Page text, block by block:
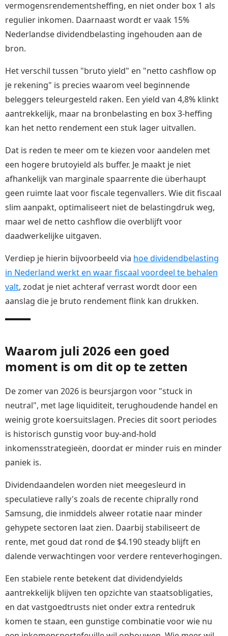
vermogensrendementsheffing, en niet onder box 1 als
regulier inkomen. Daarnaast wordt er vaak 15%
Nederlandse dividendbelasting ingehouden aan de
bron.
Het verschil tussen "bruto yield" en "netto cashflow op
je rekening" is precies waarom veel beginnende
beleggers teleurgesteld raken. Een yield van 4,8% klinkt
aantrekkelijk, maar na bronbelasting en box 3-heffing
kan het netto rendement een stuk lager uitvallen.
Dat is reden te meer om te kiezen voor aandelen met
een hogere brutoyield als buffer. Je maakt je niet
afhankelijk van marginale spaarrente die überhaupt
geen ruimte laat voor fiscale tegenvallers. Wie dit fiscaal
slim aanpakt, optimaliseert niet de belastingdruk weg,
maar wel de netto cashflow die overblijft voor
daadwerkelijke uitgaven.
Verdiep je hierin bijvoorbeeld via hoe dividendbelasting
in Nederland werkt en waar fiscaal voordeel te behalen
valt, zodat je niet achteraf verrast wordt door een
aanslag die je bruto rendement flink kan drukken.
Waarom juli 2026 een goed
moment is om dit op te zetten
De zomer van 2026 is beursjargon voor "stuck in
neutral", met lage liquiditeit, terughoudende handel en
weinig grote koersuitslagen. Precies dit soort periodes
is historisch gunstig voor buy-and-hold
inkomensstrategieën, doordat er minder ruis en minder
paniek is.
Dividendaandelen worden niet meegesleurd in
speculatieve rally's zoals de recente chiprally rond
Samsung, die inmiddels alweer rotatie naar minder
gehypete sectoren laat zien. Daarbij stabiliseert de
rente, met goud dat rond de $4.190 steady blijft en
dalende verwachtingen voor verdere renteverhogingen.
Een stabiele rente betekent dat dividendyields
aantrekkelijk blijven ten opzichte van staatsobligaties,
en dat vastgoedtrusts niet onder extra rentedruk
komen te staan, een gunstige combinatie voor wie nu